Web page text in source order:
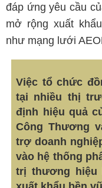
đáp ứng yêu cầu
mở rộng xuất
như mạng lưới
Việc tổ chức
tại nhiều thị
định hiệu quả
Công Thương
trợ doanh
vào hệ thống
trị thương hiệu